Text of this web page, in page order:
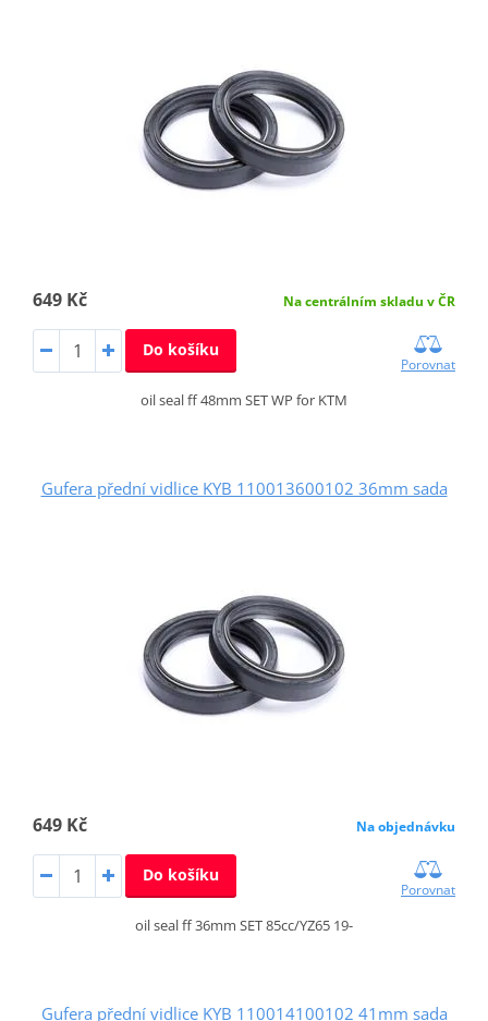
649 Kč Na centrálním skladu v ČR
Do košíku
Porovnat
oil seal ff 48mm SET WP for KTM
Gufera přední vidlice KYB 110013600102 36mm sada
649 Kč Na objednávku
Do košíku
Porovnat
oil seal ff 36mm SET 85cc/YZ65 19-
Gufera přední vidlice KYB 110014100102 41mm sada